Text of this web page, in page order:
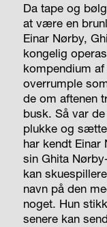
Da tape og
at være en
Einar Nørby,
kongelig
kompendium
overrumple
de om aftenen
busk. Så var
plukke og
har kendt
sin Ghita
kan
navn på den
noget. Hun
senere kan